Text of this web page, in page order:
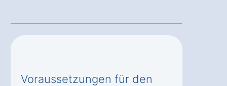
Voraussetzungen für den